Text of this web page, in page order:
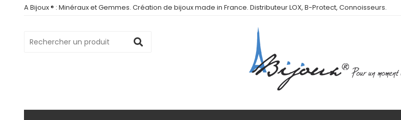
A Bijoux ® : Minéraux et Gemmes. Création de bijoux made in France. Distributeur LOX, B-Protect, Connoisseurs.